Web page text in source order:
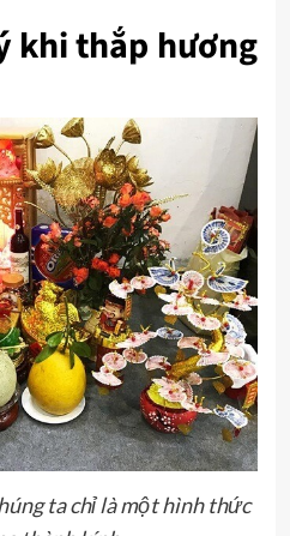
khi thắp hương
ta chỉ là một hình thức